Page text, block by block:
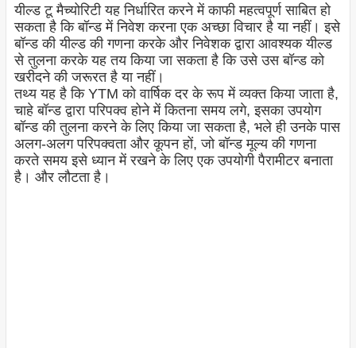
यील्ड टू मैच्योरिटी यह निर्धारित करने में काफी महत्वपूर्ण साबित हो
सकता है कि बॉन्ड में निवेश करना एक अच्छा विचार है या नहीं। इसे
बॉन्ड की यील्ड की गणना करके और निवेशक द्वारा आवश्यक यील्ड
से तुलना करके यह तय किया जा सकता है कि उसे उस बॉन्ड को
खरीदने की जरूरत है या नहीं।
तथ्य यह है कि YTM को वार्षिक दर के रूप में व्यक्त किया जाता है,
चाहे बॉन्ड द्वारा परिपक्व होने में कितना समय लगे, इसका उपयोग
बॉन्ड की तुलना करने के लिए किया जा सकता है, भले ही उनके पास
अलग-अलग परिपक्वता और कूपन हों, जो बॉन्ड मूल्य की गणना
करते समय इसे ध्यान में रखने के लिए एक उपयोगी पैरामीटर बनाता
है। और लौटता है।